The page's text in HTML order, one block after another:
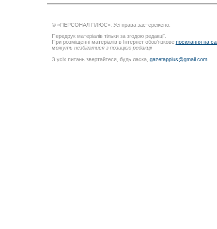
© «ПЕРСОНАЛ ПЛЮС». Усі права застережено.
Передрук матеріалів тільки за згодою редакції.
При розміщенні матеріалів в Інтернет обов’язкове посилання на
можуть незбігатися з позицією редакції
З усіх питань звертайтеся, будь ласка, gazetapplus@gmail.com